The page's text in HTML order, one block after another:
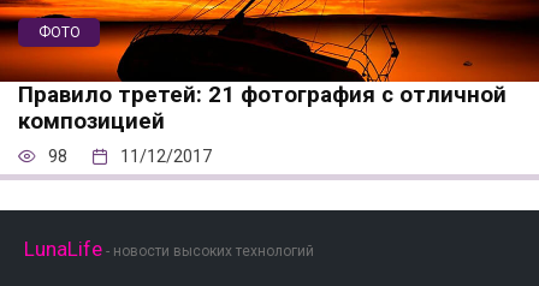
ФОТО
Правило третей: 21 фотография с отличной
композицией
98 11/12/2017
LunaLife - новости высоких технологий